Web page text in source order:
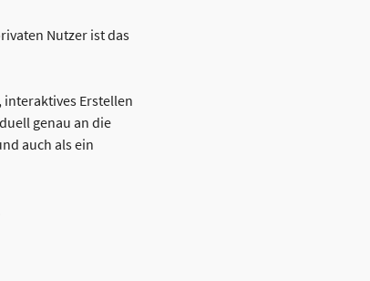
Nutzer ist das
Erstellen
genau an die
auch als ein